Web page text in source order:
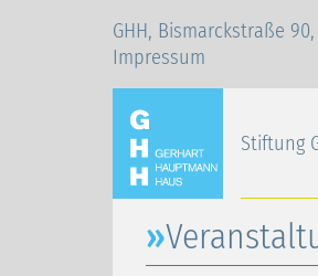
GHH, Bismarckstraße
Impressum
Stiftung